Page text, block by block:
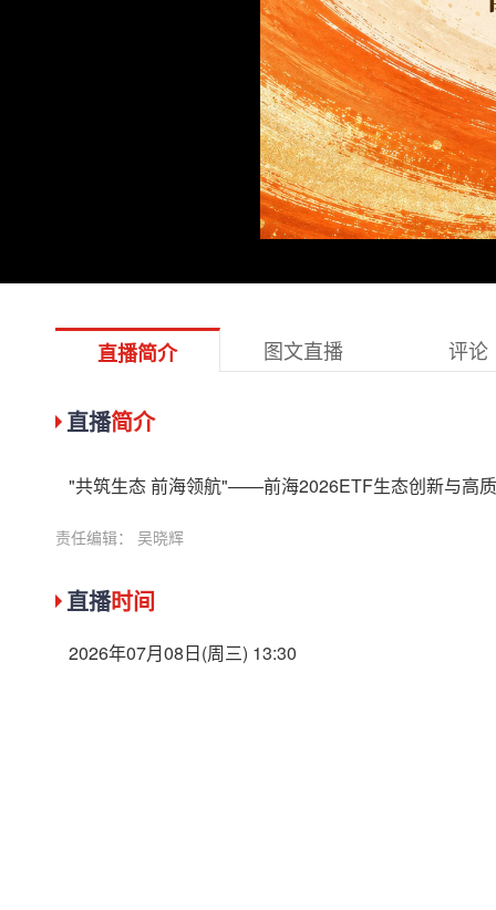
直播简介 图文直播 评论
直播简介
"共筑生态 前海领航"——前海2026ETF生态创新与高
责任编辑： 吴晓辉
直播时间
2026年07月08日(周三) 13:30